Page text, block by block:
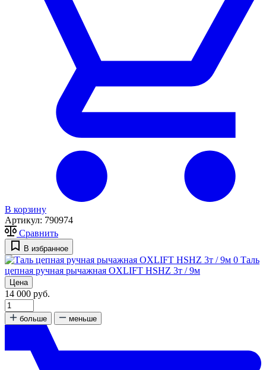
В корзину
Артикул: 790974
Сравнить
В избранное
0 Таль
цепная ручная рычажная OXLIFT HSHZ 3т / 9м
Цена
14 000 руб.
больше меньше